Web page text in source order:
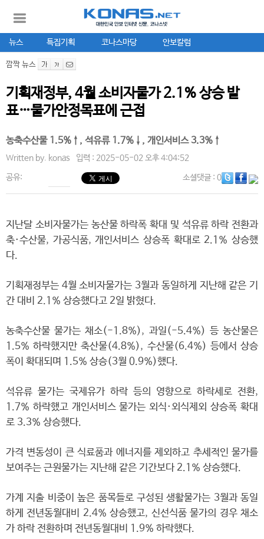
뉴스 특집기획 코나스마당 안보칼럼
깜짝 뉴스
기획재정부, 4월 소비자물가 2.1% 상승 발
표…물가안정목표에 근접
농축수산물 1.5%↑, 석유류 1.7%↓, 개인서비스 3.3%↑
Written by. konas 입력 : 2025-05-02 오후 4:04:52
공유: 소셜댓글: 0
지난달 소비자물가는 농산물 하락폭 확대 및 석유류 하락 전환과
축·수산물, 가공식품, 개인서비스 상승폭 확대로 2.1% 상승했
다.
기획재정부는 4월 소비자물가는 3월과 동일하게 지난해 같은 기
간 대비 2.1% 상승했다고 2일 밝혔다.
농축수산물 물가는 채소(-1.8%), 과일(-5.4%) 등 농산물은
1.5% 하락했지만 축산물(4.8%), 수산물(6.4%) 등에서 상승
폭이 확대되며 1.5% 상승(3월 0.9%)했다.
석유류 물가는 국제유가 하락 등의 영향으로 하락세로 전환,
1.7% 하락했고 개인서비스 물가는 외식·외식제외 상승폭 확대
로 3.3% 상승했다.
가격 변동성이 큰 식료품과 에너지를 제외하고 추세적인 물가를
보여주는 근원물가는 지난해 같은 기간보다 2.1% 상승했다.
가계 지출 비중이 높은 품목들로 구성된 생활물가는 3월과 동일
하게 전년동월대비 2.4% 상승했고, 신선식품 물가의 경우 채소
가 하락 전환하며 전년동월대비 1.9% 하락했다.